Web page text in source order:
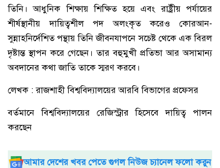
তিনি। আধুনিক শিক্ষায় শিক্ষিত হয়ে এবং রাষ্ট্রীয় পর্যায়ের
শীর্ষস্থানীয় দায়িত্বশীল পদ অলংকৃত করেও কোরআন-
সুন্নাহনির্দেশিত পন্থায় তিনি জীবনযাপনে সচেষ্ট থেকে এক বিরল
দৃষ্টান্ত স্থাপন করে গেছেন। তার বহুমুখী প্রতিভা আর অসামান্য
অবদানের কথা জাতি তাকে স্মরণ করবে।
লেখক : রাজশাহী বিশ্ববিদ্যালয়ের আরবি বিভাগের প্রফেসর
বর্তমানে বিশ্ববিদ্যালয়ের রেজিস্ট্রার হিসেবে দায়িত্ব পালন
করছেন
আমার দেশের খবর পেতে গুগল নিউজ চ্যানেল ফলো করুন